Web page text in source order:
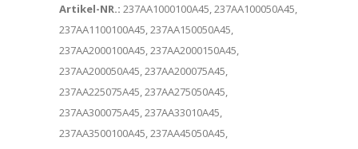
Artikel-NR.: 237AA1000100A45, 237AA100050A45,
237AA1100100A45, 237AA150050A45,
237AA2000100A45, 237AA2000150A45,
237AA200050A45, 237AA200075A45,
237AA225075A45, 237AA275050A45,
237AA300075A45, 237AA33010A45,
237AA3500100A45, 237AA45050A45,